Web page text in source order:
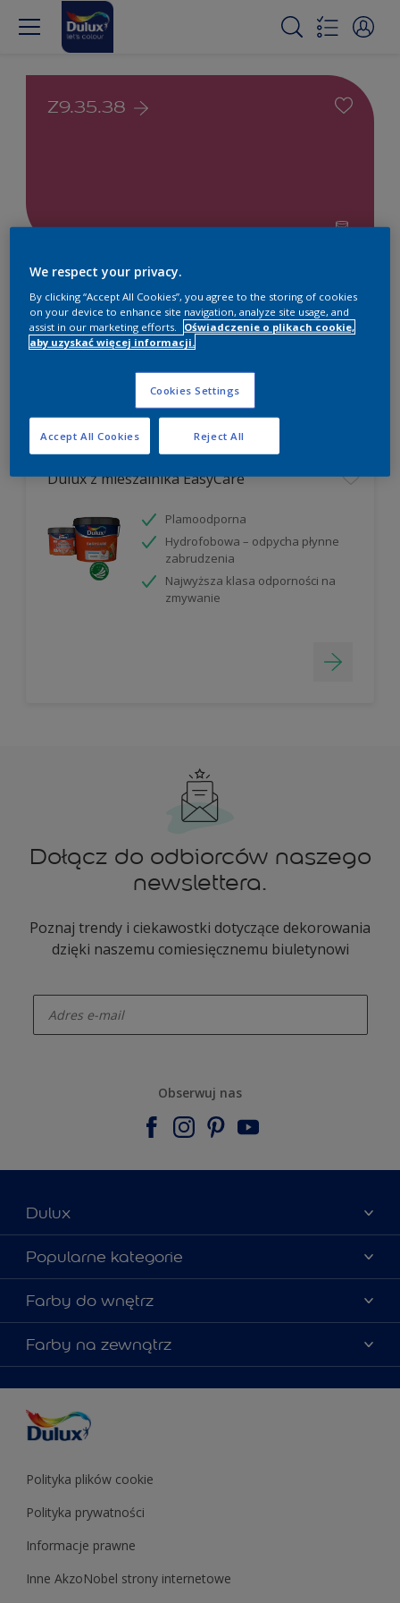
Z9.35.38
Farby białe i kolorowe do
wnętrz i na zewnątrz
1Produkty znalezione
Filter
Dulux z mieszalnika EasyCare
Plamoodporna
Hydrofobowa – odpycha płynne
zabrudzenia
Najwyższa klasa odporności na
zmywanie
Dołącz do odbiorców naszego
newslettera.
Poznaj trendy i ciekawostki dotyczące dekorowania
dzięki naszemu comiesięcznemu biuletynowi
Obserwuj nas
Dulux
Materiały marketingowe
Mapa strony
Kontakt
Zgodność kolorów
Popularne kategorie
Kolory farb
Porady ekspertów
Zainspiruj się
Znajdź sklep
Farby do wnętrz
Farby do ścian
Farby uniwersalne
Podkłady i grunty
Testery farb
Farby do sufitów
Farby na zewnątrz
Farby uniwersalne
Podkłady i grunty
Polityka plików cookie
Polityka prywatności
Informacje prawne
Inne AkzoNobel strony internetowe
We respect your privacy.
By clicking “Accept All Cookies”, you agree to the storing of cookies
on your device to enhance site navigation, analyze site usage, and
assist in our marketing efforts.
Oświadczenie o plikach cookie,
aby uzyskać więcej informacji.
Cookies Settings
Reject All
Accept All Cookies